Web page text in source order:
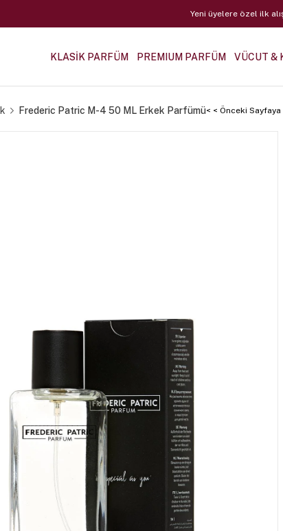
Yeni üyelere özel ilk
KLASİK PARFÜM PREMIUM PARFÜM VÜCUT &
Frederic Patric M-4 50 ML Erkek Parfümü< < Önceki Sayfaya